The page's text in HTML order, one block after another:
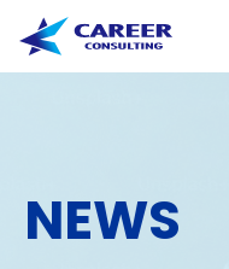
NEWS